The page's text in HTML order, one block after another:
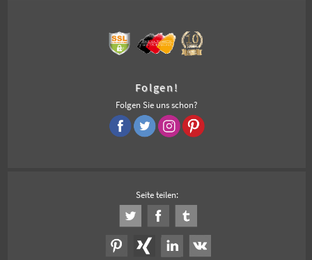
Folgen!
Folgen Sie uns schon?
Seite teilen: